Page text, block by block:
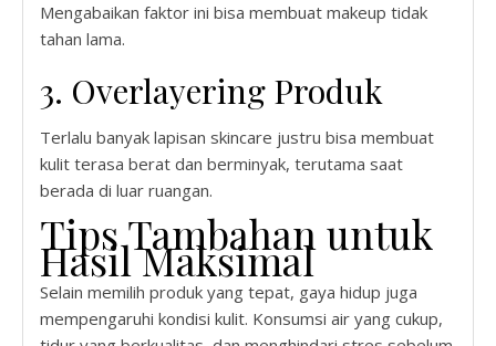
Mengabaikan faktor ini bisa membuat makeup tidak
tahan lama.
3. Overlayering Produk
Terlalu banyak lapisan skincare justru bisa membuat
kulit terasa berat dan berminyak, terutama saat
berada di luar ruangan.
Tips Tambahan untuk
Hasil Maksimal
Selain memilih produk yang tepat, gaya hidup juga
mempengaruhi kondisi kulit. Konsumsi air yang cukup,